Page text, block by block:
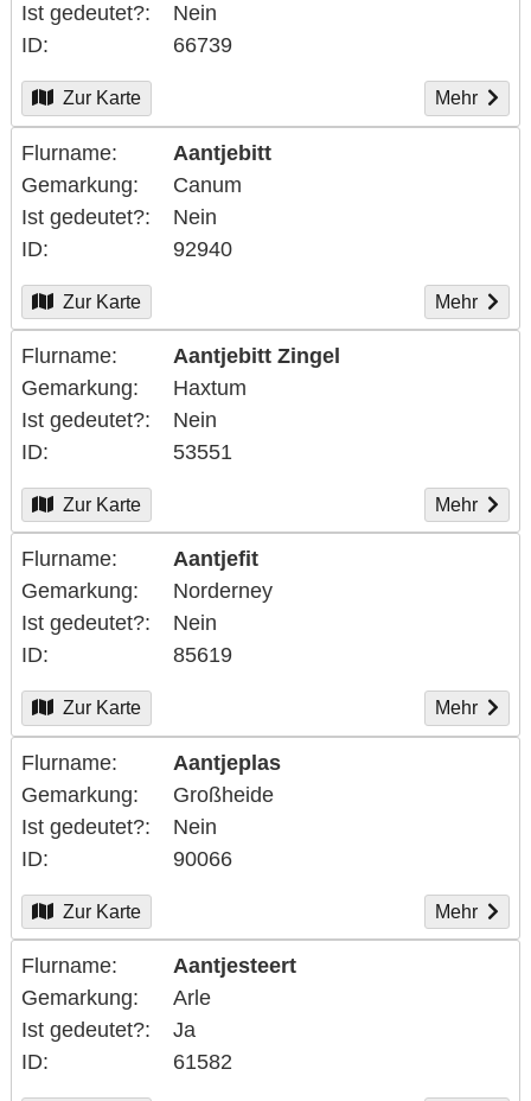
Ist gedeutet?
Nein
ID
66739
Zur Karte Mehr
Flurname
Aantjebitt
Gemarkung
Canum
Ist gedeutet?
Nein
ID
92940
Zur Karte Mehr
Flurname
Aantjebitt Zingel
Gemarkung
Haxtum
Ist gedeutet?
Nein
ID
53551
Zur Karte Mehr
Flurname
Aantjefit
Gemarkung
Norderney
Ist gedeutet?
Nein
ID
85619
Zur Karte Mehr
Flurname
Aantjeplas
Gemarkung
Großheide
Ist gedeutet?
Nein
ID
90066
Zur Karte Mehr
Flurname
Aantjesteert
Gemarkung
Arle
Ist gedeutet?
Ja
ID
61582